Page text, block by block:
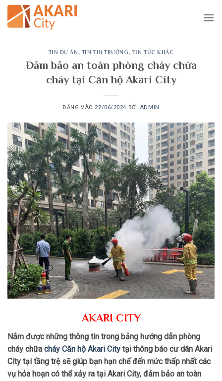
Bỏ
qua
nội
TIN DỰ ÁN , TIN THỊ TRƯỜNG, TIN TỨC KHÁC
Đảm bảo an toàn phòng cháy chữa
cháy tại Căn hộ Akari City
ĐĂNG VÀO 22/06/2024 BỞI ADMIN
AKARI CITY
Nắm được những thông tin trong bảng hướng dẫn phòng
cháy chữa cháy Căn hộ Akari City tại thông báo cư dân Akari
City tại tầng trệ sẽ giúp bạn hạn chế đến mức thấp nhất các
vụ hỏa hoạn có thể xảy ra tại Akari City, đảm bảo an toàn